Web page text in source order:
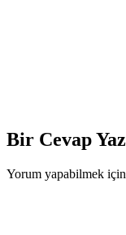
Bir Cevap Yaz
Yorum yapabilmek için